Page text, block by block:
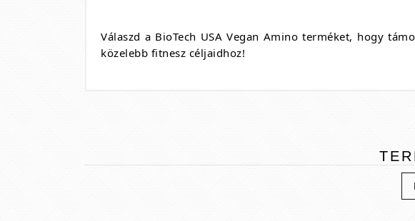
Válaszd a BioTech USA Vegan Amino terméket, hogy
közelebb fitnesz céljaidhoz!